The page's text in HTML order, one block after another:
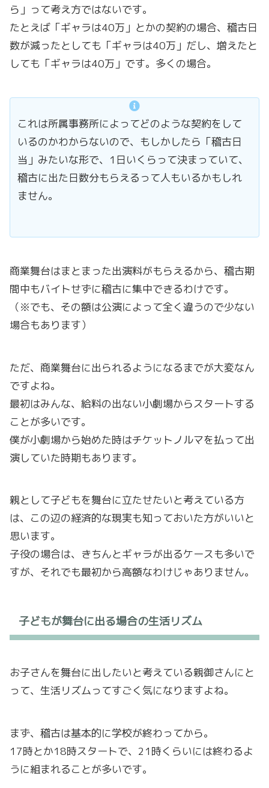
ら」って考え方ではないです。
たとえば「ギャラは40万」とかの契約の場合、稽古日
数が減ったとしても「ギャラは40万」だし、増えたと
しても「ギャラは40万」です。多くの場合。
これは所属事務所によってどのような契約をして
いるのかわからないので、もしかしたら「稽古日
当」みたいな形で、1日いくらって決まっていて、
稽古に出た日数分もらえるって人もいるかもしれ
ません。
商業舞台はまとまった出演料がもらえるから、稽古期
間中もバイトせずに稽古に集中できるわけです。
（※でも、その額は公演によって全く違うので少ない
場合もあります）
ただ、商業舞台に出られるようになるまでが大変なん
ですよね。
最初はみんな、給料の出ない小劇場からスタートする
ことが多いです。
僕が小劇場から始めた時はチケットノルマを払って出
演していた時期もあります。
親として子どもを舞台に立たせたいと考えている方
は、この辺の経済的な現実も知っておいた方がいいと
思います。
子役の場合は、きちんとギャラが出るケースも多いで
すが、それでも最初から高額なわけじゃありません。
子どもが舞台に出る場合の生活リズム
お子さんを舞台に出したいと考えている親御さんにと
って、生活リズムってすごく気になりますよね。
まず、稽古は基本的に学校が終わってから。
17時とか18時スタートで、21時くらいには終わるよ
うに組まれることが多いです。